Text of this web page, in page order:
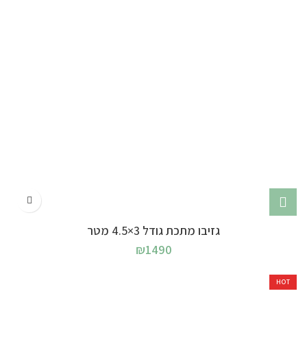
גזיבו מתכת גודל 3×4.5 מטר
₪1490
HOT